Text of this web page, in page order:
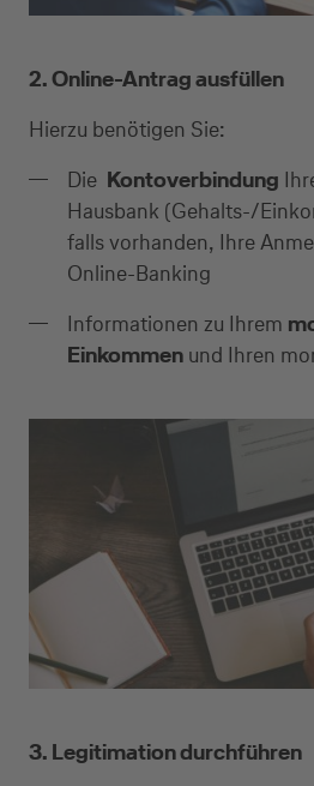
2. Online-Antrag ausfüllen
Hierzu benötigen Sie:
Die Kontoverbindung
Hausbank (Gehalts-/
falls vorhanden, Ihre
Online-Banking
Informationen zu Ihrem
Einkommen und Ihren
3. Legitimation durchführen